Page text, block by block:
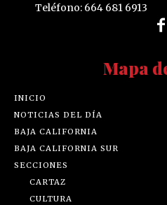
Teléfono: 664 681 6913
Mapa
INICIO
NOTICIAS DEL DÍA
BAJA CALIFORNIA
BAJA CALIFORNIA SUR
SECCIONES
CARTAZ
CULTURA